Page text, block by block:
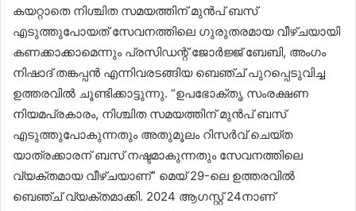
കയറ്റാതെ നിശ്ചിത സമയത്തിന് മുൻപ് ബസ്
എടുത്തുപോയത് സേവനത്തിലെ ഗുരുതരമായ വീഴ്ചയായി
കണക്കാക്കാമെന്നും പ്രസിഡന്റ് ജോർജ്ജ് ബേബി, അംഗം
നിഷാദ് തങ്കപ്പൻ എന്നിവരടങ്ങിയ ബെഞ്ച് പുറപ്പെടുവിച്ച
ഉത്തരവിൽ ചൂണ്ടിക്കാട്ടുന്നു. “ഉപഭോക്തൃ സംരക്ഷണ
നിയമപ്രകാരം, നിശ്ചിത സമയത്തിന് മുൻപ് ബസ്
എടുത്തുപോകുന്നതും അതുമൂലം റിസർവ് ചെയ്ത
യാത്രക്കാരന് ബസ് നഷ്ടമാകുന്നതും സേവനത്തിലെ
വ്യക്തമായ വീഴ്ചയാണ്” മെയ് 29-ലെ ഉത്തരവിൽ
ബെഞ്ച് വ്യക്തമാക്കി. 2024 ആഗസ്റ്റ് 24നാണ്